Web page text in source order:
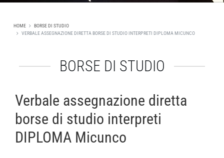
HOME
BORSE DI STUDIO
VERBALE ASSEGNAZIONE DIRETTA BORSE DI STUDIO INTERPRETI DIPLOMA MICUNCO
BORSE DI STUDIO
Verbale assegnazione diretta
borse di studio interpreti
DIPLOMA Micunco